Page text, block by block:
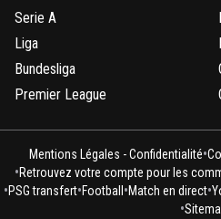
Serie A
Liga
Bundesliga
Premier League
Mentions Légales - Confidentialité•
•Retrouvez votre compte pour les
•PSG transfert•Football •Match en direct•
•